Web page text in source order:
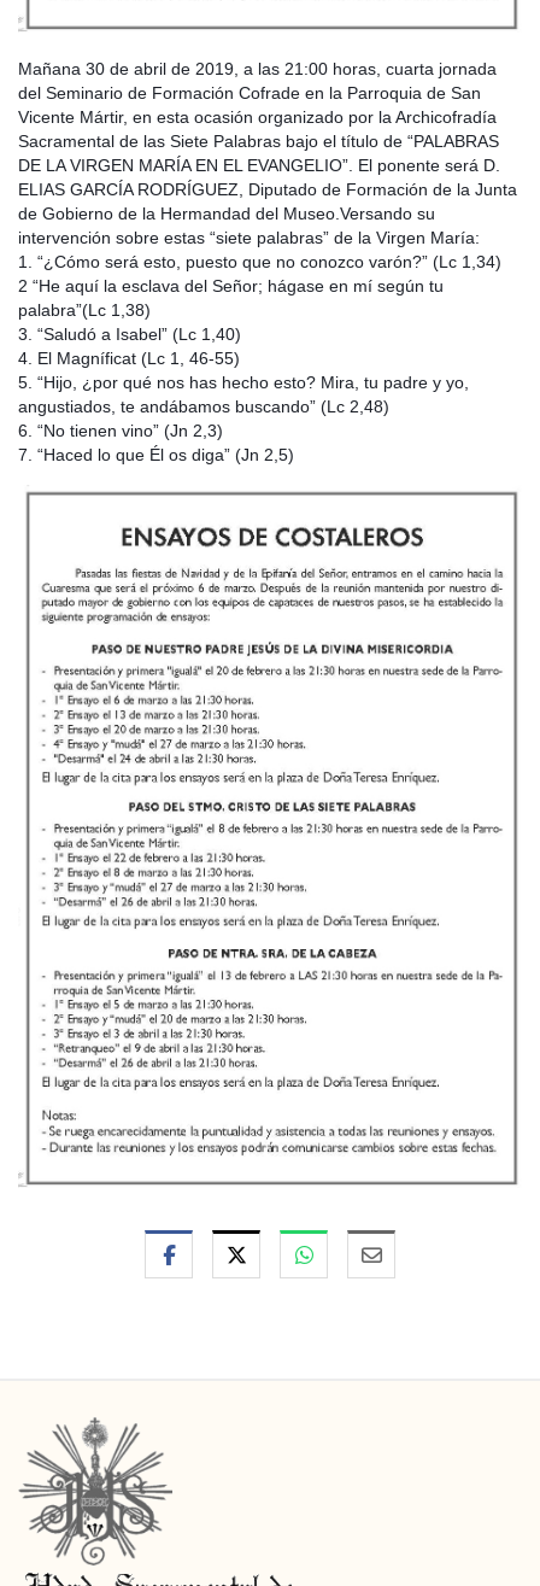
Mañana 30 de abril de 2019, a las 21:00 horas, cuarta jornada
del Seminario de Formación Cofrade en la Parroquia de San
Vicente Mártir, en esta ocasión organizado por la Archicofradía
Sacramental de las Siete Palabras bajo el título de “PALABRAS
DE LA VIRGEN MARÍA EN EL EVANGELIO”. El ponente será D.
ELIAS GARCÍA RODRÍGUEZ, Diputado de Formación de la Junta
de Gobierno de la Hermandad del Museo. Versando su
intervención sobre estas “siete palabras” de la Virgen María:
1. “¿Cómo será esto, puesto que no conozco varón?” (Lc 1,34)
2 “He aquí la esclava del Señor; hágase en mí según tu
palabra”(Lc 1,38)
3. “Saludó a Isabel” (Lc 1,40)
4. El Magníficat (Lc 1, 46-55)
5. “Hijo, ¿por qué nos has hecho esto? Mira, tu padre y yo,
angustiados, te andábamos buscando” (Lc 2,48)
6. “No tienen vino” (Jn 2,3)
7. “Haced lo que Él os diga” (Jn 2,5)